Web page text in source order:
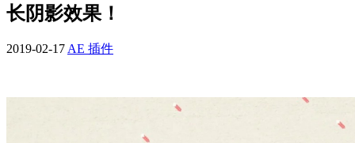
长阴影效果！
2019-02-17AE 插件